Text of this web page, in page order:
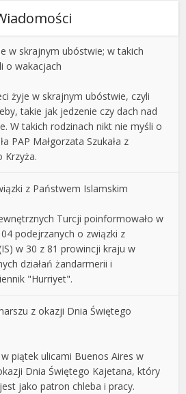
w skrajnym ubóstwie; w takich
o wakacjach
żyje w skrajnym ubóstwie, czyli
takie jak jedzenie czy dach nad
W takich rodzinach nikt nie myśli o
PAP Małgorzata Szukała z
Krzyża.
z Państwem Islamskim
Turcji poinformowało w
podejrzanych o związki z
w 30 z 81 prowincji kraju w
działań żandarmerii i
"Hurriyet".
z okazji Dnia Świętego
piątek ulicami Buenos Aires w
Dnia Świętego Kajetana, który
jako patron chleba i pracy.